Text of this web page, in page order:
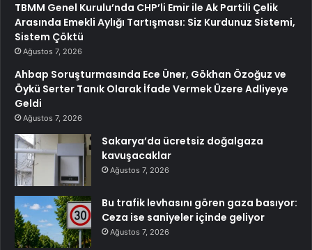
TBMM Genel Kurulu’nda CHP’li Emir ile Ak Partili Çelik
Arasında Emekli Aylığı Tartışması: Siz Kurdunuz Sistemi,
Sistem Çöktü
Ağustos 7, 2026
Ahbap Soruşturmasında Ece Üner, Gökhan Özoğuz ve
Öykü Serter Tanık Olarak İfade Vermek Üzere Adliyeye
Geldi
Ağustos 7, 2026
Sakarya’da ücretsiz doğalgaza
kavuşacaklar
Ağustos 7, 2026
Bu trafik levhasını gören gaza basıyor:
Ceza ise saniyeler içinde geliyor
Ağustos 7, 2026